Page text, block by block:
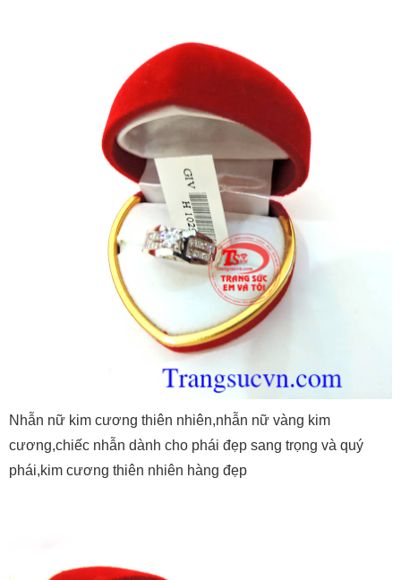
Nhẫn nữ kim cương thiên nhiên,nhẫn nữ vàng kim
cương,chiếc nhẫn dành cho phái đẹp sang trọng và quý
phái,kim cương thiên nhiên hàng đẹp